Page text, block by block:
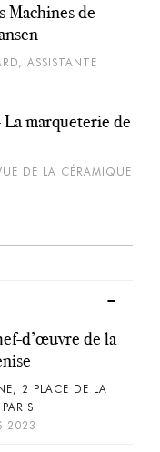
Machines de
ASSISTANTE
marqueterie de
DE LA CÉRAMIQUE
d’œuvre de la
2 PLACE DE LA
2023